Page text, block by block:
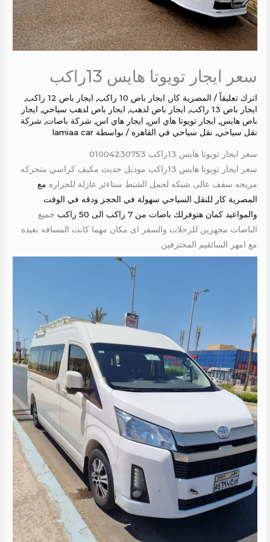
سعر ايجار تويوتا هايس 13راكب
اترك تعليقاً / المصرية كار, ايجار باص 10 راكب , ايجار باص 12 راكب
,
ايجار باص 13 راكب
, ايجار باص لدهب, ايجار باص لدهب سياحي, ايجار
باص هايس, ايجار تويوتا هاي اس, ايجار هاي اس, شركة باصات, شركة
نقل سياحي, نقل سياحي في القاهره / بواسطة lamiaa car
سعر ايجار تويوتا هايس 13راكب 01004230753
سعر ايجار تويوتا هايس 13راكب موديل حديث مكيف كراسي متحركه
مريحه سقف عالى شبكه لحمل الشنط ستاءئر عازلة للحراره مع
المصرية كار للنقل السياحي سهولة في الحجز ودقه في الوقت
والمواعيد كمان هتوفرلك باصات من 7 راكب الى 50 راكب
جميع
الباصات مجهزين للرحلات والسفر اى مكان مهما كانت المسافه بعيده
مع امهر السائقيم المحترفين